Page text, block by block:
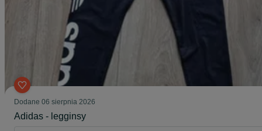
Dodane 06 sierpnia 2026
Adidas - legginsy